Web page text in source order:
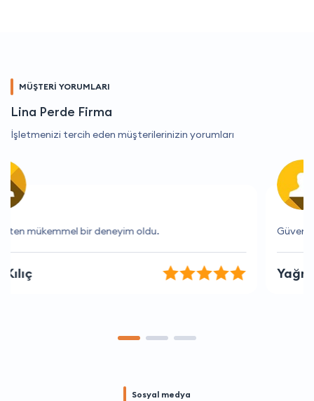
MÜŞTERİ YORUMLARI
Lina Perde Firma
İşletmenizi tercih eden müşterilerinizin yorumları
Güvenilir ve hızlı bir firma, kesinlikle tavsiye ederim.
Yağmur Alp
Sosyal medya